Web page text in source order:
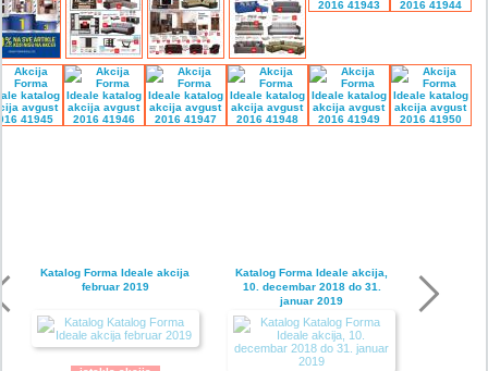
Katalog Forma Ideale akcija
februar 2019
Katalog Forma Ideale akcija,
10. decembar 2018 do 31.
januar 2019